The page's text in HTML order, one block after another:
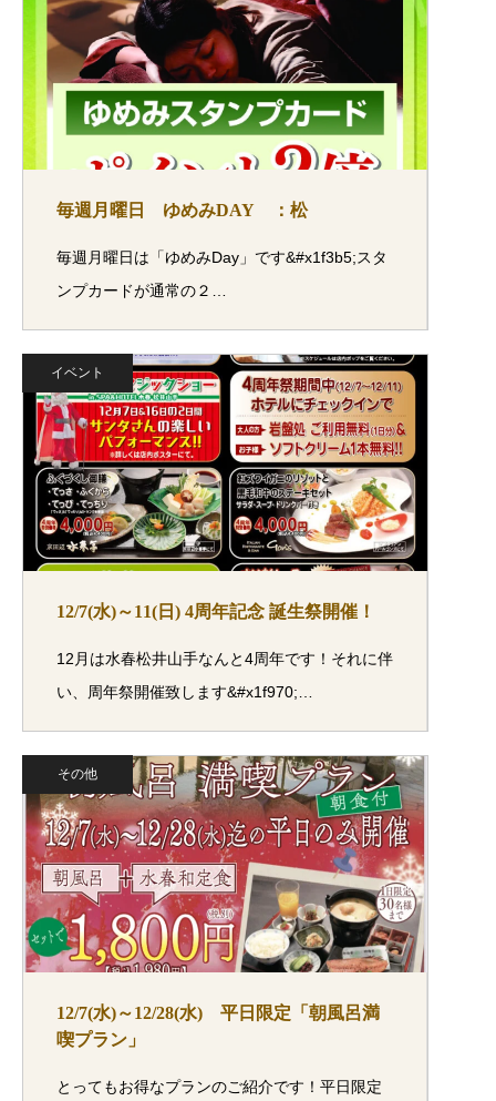
毎週月曜日 ゆめみDAY ：松
毎週月曜日は「ゆめみDay」です&#x1f3b5;スタ
ンプカードが通常の２…
イベント
12/7(水)～11(日) 4周年記念 誕生祭開催！
12月は水春松井山手なんと4周年です！それに伴
い、周年祭開催致します&#x1f970;…
その他
12/7(水)～12/28(水) 平日限定「朝風呂満
喫プラン」
とってもお得なプランのご紹介です！平日限定